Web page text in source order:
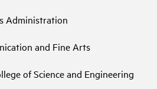
Administration
and Fine Arts
of Science and Engineering